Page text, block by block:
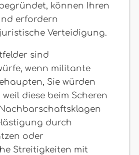
können Ihren
erfordern
Verteidigung.
sind
wenn militante
Sie würden
weil diese beim Scheren
durch
oder
Streitigkeiten mit